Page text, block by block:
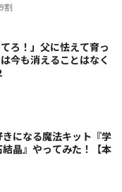
割
ろ！」父に怯えて育っ
今も消えることはなく
になる魔法キット『学
晶』やってみた！【本